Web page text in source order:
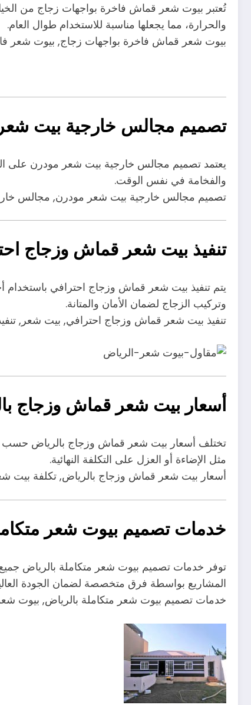
تُعتبر بيوت شعر قماش فاخرة بواجهات زجاج من
والحرارة، مما يجعلها مناسبة للاستخدام طوال العام.
بيوت شعر قماش فاخرة بواجهات زجاج, بيوت شعر
تصميم مجالس خارجية بيت
يعتمد تصميم مجالس خارجية بيت شعر مودرن على
والفخامة في نفس الوقت.
تصميم مجالس خارجية بيت شعر مودرن, مجالس
تنفيذ بيت شعر قماش وزجاج
يتم تنفيذ بيت شعر قماش وزجاج احترافي باستخدام
وتركيب الزجاج لضمان الأمان والمتانة.
تنفيذ بيت شعر قماش وزجاج احترافي, بيت شعر,
أسعار بيت شعر قماش وزجاج
تختلف أسعار بيت شعر قماش وزجاج بالرياض حسب
مثل الإضاءة أو العزل على التكلفة النهائية.
أسعار بيت شعر قماش وزجاج بالرياض, تكلفة
خدمات تصميم بيوت شعر
توفر خدمات تصميم بيوت شعر متكاملة بالرياض جميع
المشاريع بواسطة فرق متخصصة لضمان الجودة
خدمات تصميم بيوت شعر متكاملة بالرياض, بيوت